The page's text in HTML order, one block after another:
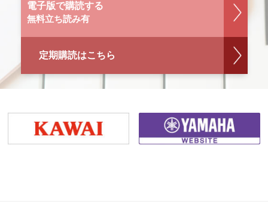
電子版で購読する
無料立ち読み有
定期購読はこちら